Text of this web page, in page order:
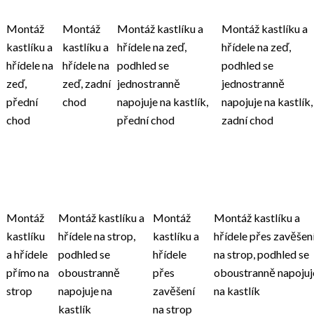
Montáž
kastlíku a
hřídele na
zeď,
přední
chod
Montáž
kastlíku a
hřídele na
zeď, zadní
chod
Montáž kastlíku a
hřídele na zeď,
podhled se
jednostranně
napojuje na kastlík,
přední chod
Montáž kastlíku a
hřídele na zeď,
podhled se
jednostranně
napojuje na kastlík,
zadní chod
Montáž
kastlíku
a hřídele
přímo na
strop
Montáž kastlíku a
hřídele na strop,
podhled se
oboustranně
napojuje na
kastlík
Montáž
kastlíku a
hřídele
přes
zavěšení
na strop
Montáž kastlíku a
hřídele přes
na strop, podhled se
oboustranně
na kastlík